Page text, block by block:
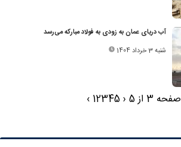
آب دریای عمان به زودی به فولاد مبارکه می‌رسد
شنبه 3 خرداد 1404
صفحه 3 از 5 ‹
12345
›